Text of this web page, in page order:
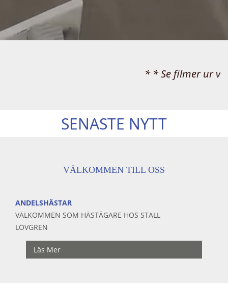
* * Se filmer ur vårt filmarkiv!
SENASTE NYTT
VÄLKOMMEN TILL OSS
ANDELSHÄSTAR
VÄLKOMMEN SOM HÄSTÄGARE HOS STALL
LÖVGREN
Läs Mer